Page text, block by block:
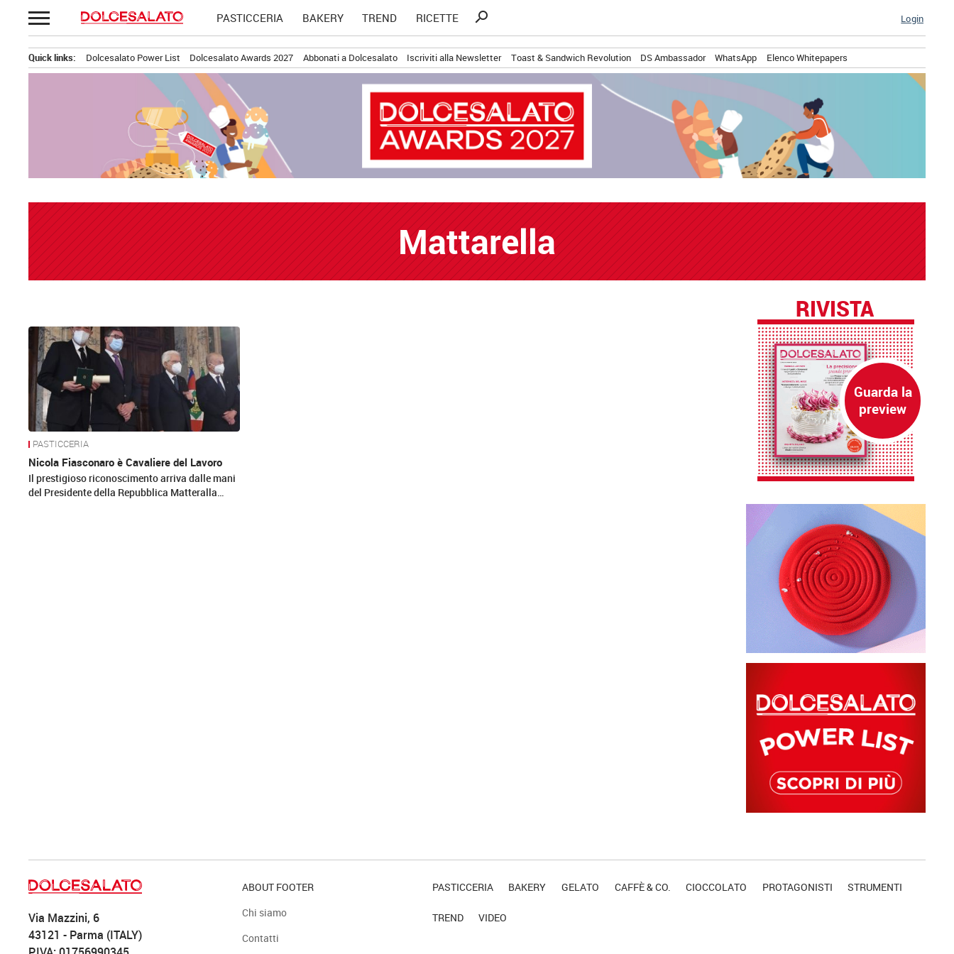
Passa
al
PASTICCERIA BAKERY TREND RICETTE
Ricerca
search Login
Quick links: Dolcesalato Power List Dolcesalato Awards 2027 Abbonati a Dolcesalato Iscriviti alla Newsletter Toast & Sandwich Revolution DS Ambassador WhatsApp Elenco Whitepapers
Mattarella
News
PASTICCERIA
Nicola Fiasconaro è Cavaliere del Lavoro
Il prestigioso riconoscimento arriva dalle mani
del Presidente della Repubblica Matteralla…
RIVISTA
Via Mazzini, 6
43121 - Parma (ITALY)
ABOUT FOOTER
Chi siamo
Contatti
PASTICCERIA BAKERY GELATO CAFFÈ & CO. CIOCCOLATO PROTAGONISTI STRUMENTI
TREND VIDEO